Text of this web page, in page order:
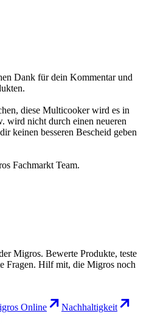
Dank für dein Kommentar und
diese Multicooker wird es in
wird nicht durch einen neueren
keinen besseren Bescheid geben
Fachmarkt Team.
Migros. Bewerte Produkte, teste
Fragen. Hilf mit, die Migros noch
Online
Nachhaltigkeit